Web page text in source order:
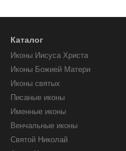
Каталог
Иконы Иисуса Христа
Иконы Божией Матери
Иконы святых
Писаные иконы
Именные иконы
Венчальные иконы
Святой Николай